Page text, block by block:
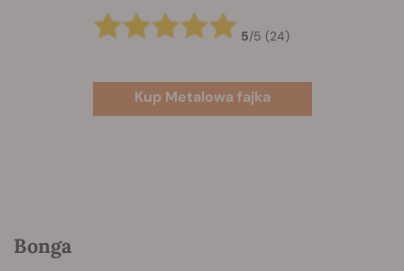
5/5 (24)
Kup Metalowa fajka
Bonga